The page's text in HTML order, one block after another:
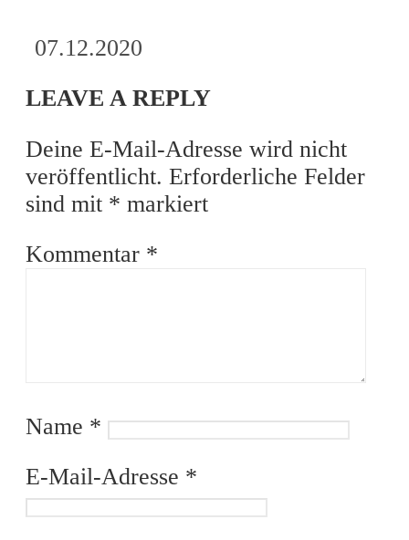
07.12.2020
LEAVE A REPLY
Deine E-Mail-Adresse wird nicht
veröffentlicht. Erforderliche Felder
sind mit * markiert
Kommentar *
Name *
E-Mail-Adresse *